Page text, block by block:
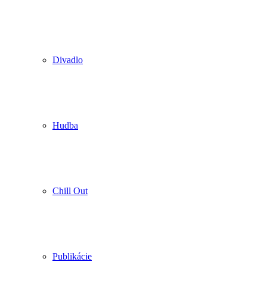
Divadlo
Hudba
Chill Out
Publikácie